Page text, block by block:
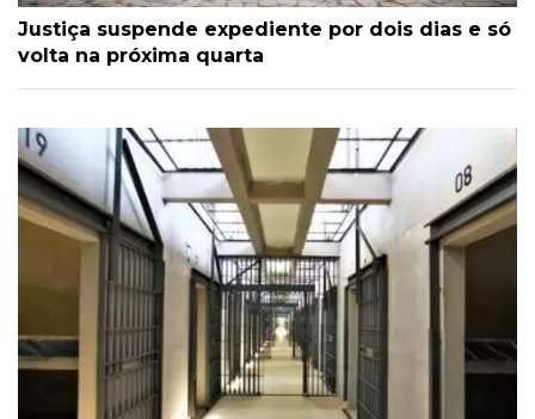
Justiça suspende expediente por dois dias e só
volta na próxima quarta